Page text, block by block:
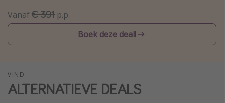
Groepsreizen
Vakantieparken
Single reizen
Rondreizen
Vanaf€ 391 p.p.
Boek deze deal!
VIND
ALTERNATIEVE DEALS